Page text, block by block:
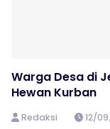
Warga Desa di
Hewan Kurban
Redaksi 12/